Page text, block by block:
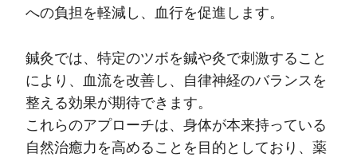
への負担を軽減し、血行を促進します。
鍼灸では、特定のツボを鍼や灸で刺激すること
により、血流を改善し、自律神経のバランスを
整える効果が期待できます。
これらのアプローチは、身体が本来持っている
自然治癒力を高めることを目的としており、薬